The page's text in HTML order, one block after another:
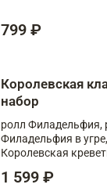
799 ₽
Королевская
набор
ролл Филадельфия,
Филадельфия в
Королевская
1 599 ₽